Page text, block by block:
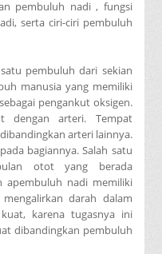
pembuluh nadi , fungsi
serta ciri-ciri pembuluh
pembuluh dari sekian
manusia yang memiliki
pengankut oksigen.
dengan arteri. Tempat
arteri lainnya.
bagiannya. Salah satu
otot yang berada
apembuluh nadi memiliki
darah dalam
karena tugasnya ini
dibandingkan pembuluh